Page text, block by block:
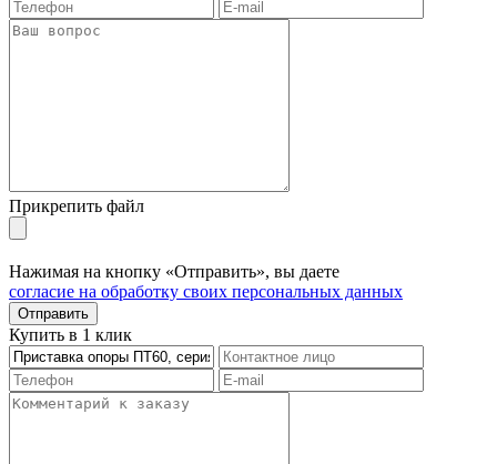
Прикрепить файл
Нажимая на кнопку «Отправить», вы даете
согласие на обработку своих персональных данных
Отправить
Купить в 1 клик